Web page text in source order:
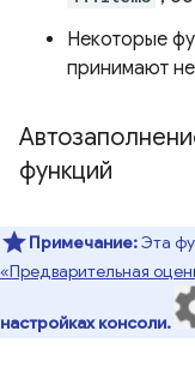
Некоторые
принимают
функций
Примечание:Эта
«Предварительная
настройках консоли.